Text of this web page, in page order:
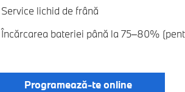
Service lichid de frână
Încărcarea bateriei până la 75–80%
Programează-te online